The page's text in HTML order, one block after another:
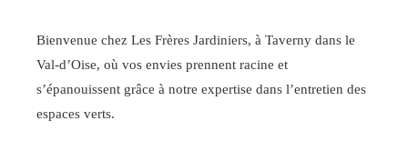
Bienvenue chez Les Frères Jardiniers, à Taverny dans le
Val-d’Oise, où vos envies prennent racine et
s’épanouissent grâce à notre expertise dans l’entretien des
espaces verts.